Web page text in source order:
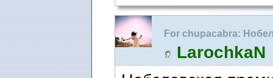
For chupacabra:
зале Ратуши
LarochkaN